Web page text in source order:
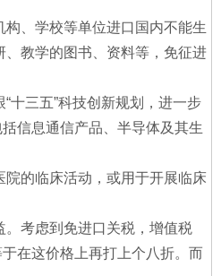
、学校等单位进口国内不能生
教学的图书、资料等，免征进
三五”科技创新规划，进一步
信息通信产品、半导体及其生
的临床活动，或用于开展临床
考虑到免进口关税，增值税
在这价格上再打上个八折。而